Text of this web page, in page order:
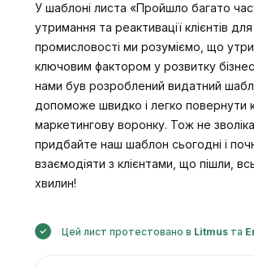
У шаблоні листа «Пройшло багато
утримання та реактивації клієнтів
промисловості ми розуміємо, що
ключовим фактором у розвитку
нами був розроблений видатний
допоможе швидко і легко повернути
маркетингову воронку. Тож не
придбайте наш шаблон сьогодні і
взаємодіяти з клієнтами, що пішли,
хвилин!
Цей лист протестовано в Litmus та